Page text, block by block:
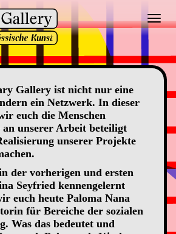
Gallery ist nicht nur eine
ein Netzwerk. In dieser
euch die Menschen
an unserer Arbeit beteiligt
unserer Projekte
der vorherigen und ersten
Seyfried kennengelernt
euch heute Paloma Nana
für Bereiche der sozialen
Was das bedeutet und